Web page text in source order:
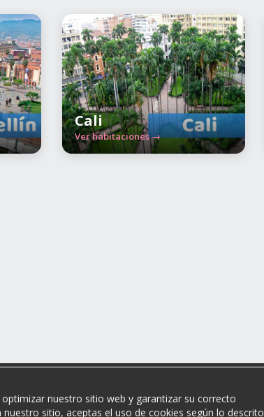
Cali
Ver habitaciones →
nuestro sitio web y garantizar su correcto
sitio, aceptas el uso de cookies según lo descrito